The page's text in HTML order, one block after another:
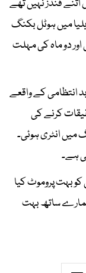
فنڈز نہیں تھے
میں ہوٹل بکنگ
دو ماہ کی مہلت
انتظامی کے واقعے
کرنے کی
پرو لیگ میں انٹری ہوئی۔
بہت پروموٹ کیا
ہمارے ساتھ بہت